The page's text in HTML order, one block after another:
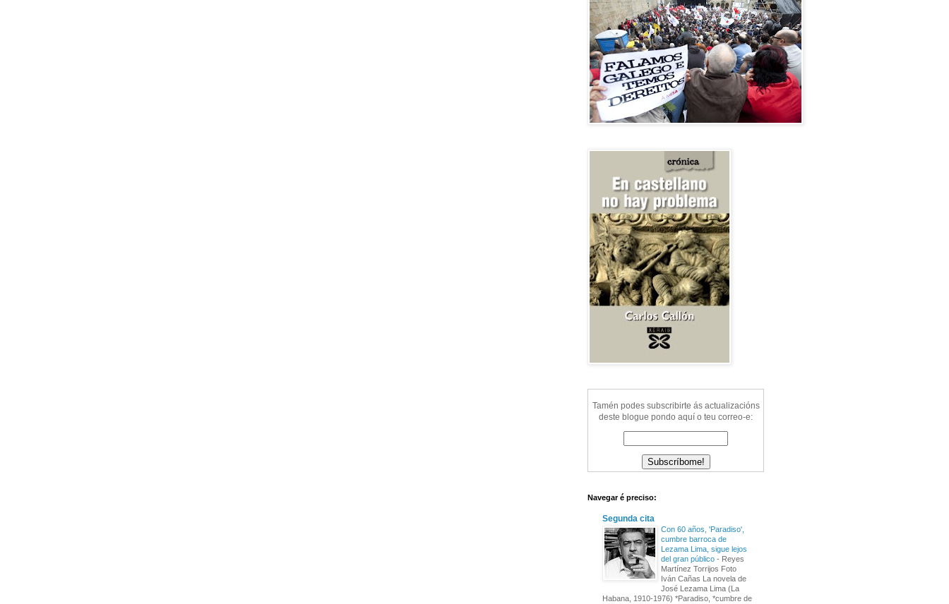
Tamén podes subscribirte ás actualizacións
deste blogue pondo aquí o teu correo-e:
Navegar é preciso:
Segunda cita
Con 60 años, 'Paradiso',
cumbre barroca de
Lezama Lima, sigue lejos
del gran público - Reyes
Martínez Torrijos Foto
Iván Cañas La novela de
José Lezama Lima (La
Habana, 1910-1976) *Paradiso, *cumbre de